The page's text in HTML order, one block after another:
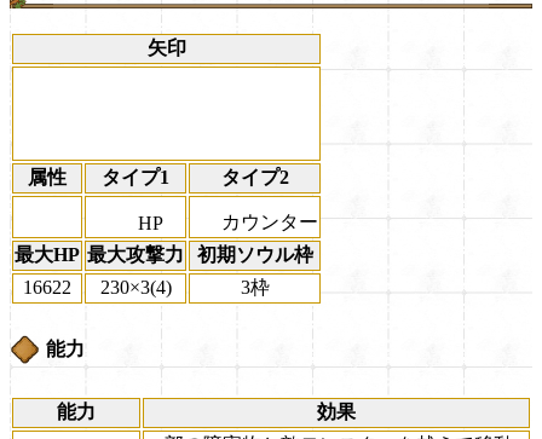
矢印
属性 タイプ1 タイプ2
HP
カウンター
最大HP 最大攻撃力
初期ソウル枠
16622
230×3(4) 3枠
能力
能力 効果